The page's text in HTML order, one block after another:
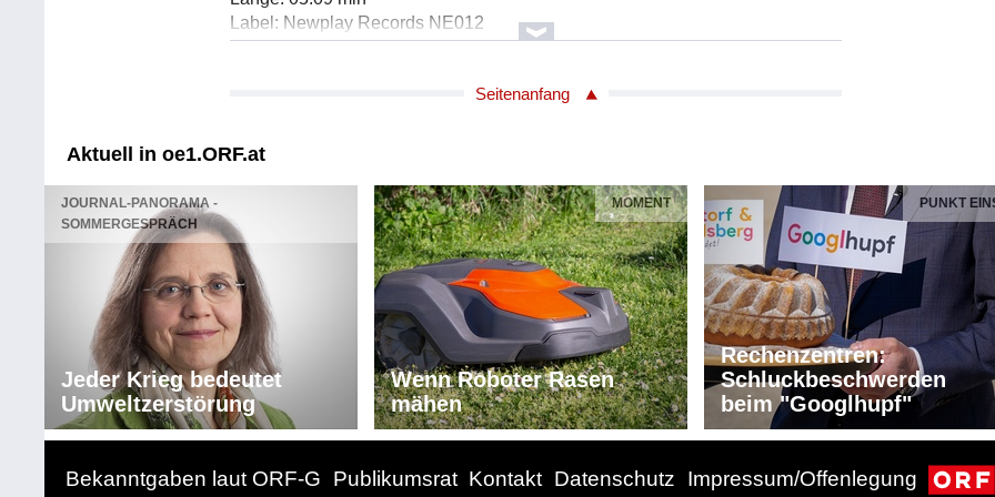
Label: Newplay Records NE012
Gesamttitel: Miller's Peterson - Oscar Peterson Replay Concert
Solist/Solistin: Kristina Miller /Piano
Solist/Solistin: Gergö Borlai /Drums
Länge: 05:36 min
Label: Newplay Records NE012
Komponist/Komponistin: Harold Arlen
Gesamttitel: Miller's Peterson - Oscar Peterson Replay Concert
Titel: Let's fall in love/instr. / a.d.gln.Film
Solist/Solistin: Kristina Miller /Piano
Solist/Solistin: Tibor Fonay /Bass
Solist/Solistin: Gergö Borlai /Drums
Länge: 03:56 min
Seitenanfang
Aktuell in oe1.ORF.at
JOURNAL-PANORAMA -
SOMMERGESPRÄCH
Jeder Krieg bedeutet
Umweltzerstörung
MOMENT
Wenn Roboter Rasen
mähen
PUNKT
Rechenzentren:
Schluckbeschwerden
beim "Googlhupf"
Bekanntgaben laut ORF-G Publikumsrat Kontakt Datenschutz Impressum/Offenlegung